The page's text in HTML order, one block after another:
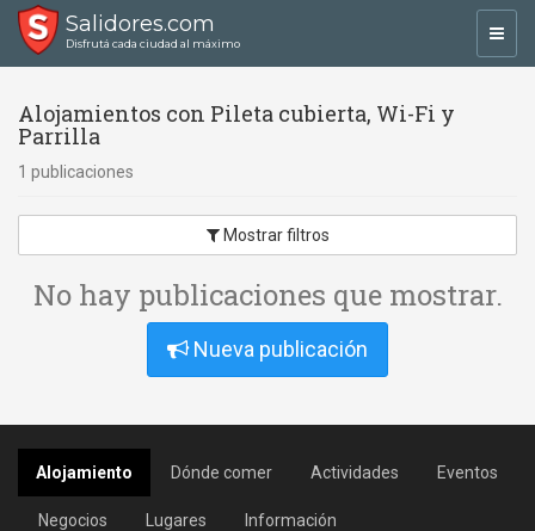
Salidores.com
Disfrutá cada ciudad al máximo
Alojamientos con Pileta cubierta, Wi-Fi y
Parrilla
1 publicaciones
Mostrar filtros
No hay publicaciones que mostrar.
Nueva publicación
Alojamiento Dónde comer Actividades Eventos
Negocios Lugares Información